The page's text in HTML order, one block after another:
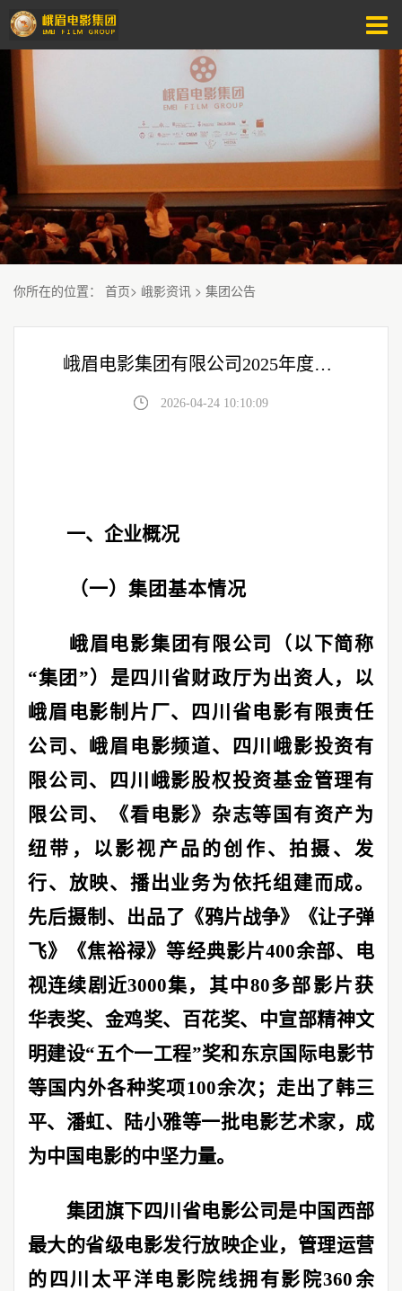
你所在的位置： 首页> 峨影资讯 > 集团公告
峨眉电影集团有限公司2025年度社会责任报告
2026-04-24 10:10:09
一、企业概况
（一）集团基本情况
峨眉电影集团有限公司（以下简称
“集团”）是四川省财政厅为出资人，以
峨眉电影制片厂、四川省电影有限责任
公司、峨眉电影频道、四川峨影投资有
限公司、四川峨影股权投资基金管理有
限公司、《看电影》杂志等国有资产为
纽带，以影视产品的创作、拍摄、发
行、放映、播出业务为依托组建而成。
先后摄制、出品了《鸦片战争》《让子弹
飞》《焦裕禄》等经典影片400余部、电
视连续剧近3000集，其中80多部影片获
华表奖、金鸡奖、百花奖、中宣部精神文
明建设“五个一工程”奖和东京国际电影节
等国内外各种奖项100余次；走出了韩三
平、潘虹、陆小雅等一批电影艺术家，成
为中国电影的中坚力量。
集团旗下四川省电影公司是中国西部
最大的省级电影发行放映企业，管理运营
的四川太平洋电影院线拥有影院360余